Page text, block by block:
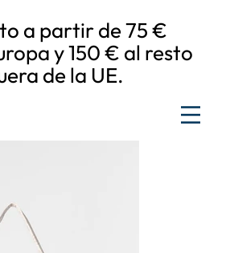
a partir de 75 €
y 150 € al resto
de la UE.